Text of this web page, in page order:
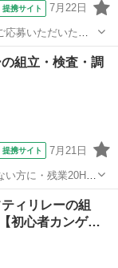
提携サイト 7月22日
応募いただいた方
時期については、
組立・検査・調
提携サイト 7月21日
い方に・残業20H未
電子部品(セーフ
ィリレーの組
初心者カンゲ…